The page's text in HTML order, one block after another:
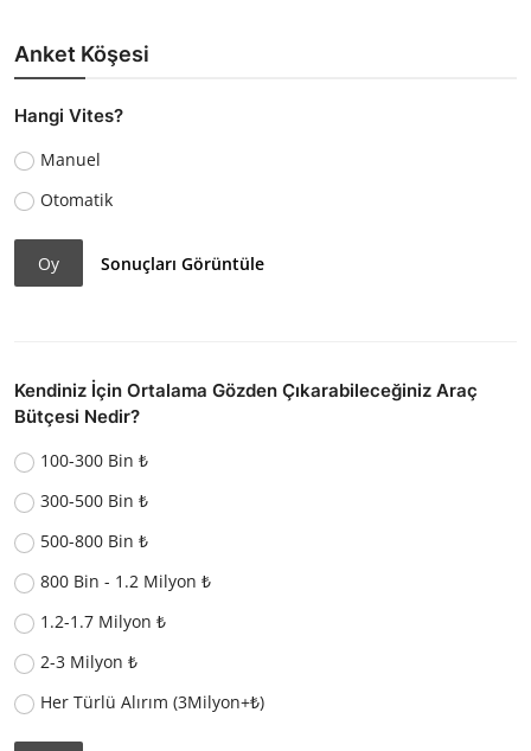
Anket Köşesi
Hangi Vites?
Manuel
Otomatik
Oy Sonuçları Görüntüle
Kendiniz İçin Ortalama Gözden Çıkarabileceğiniz Araç
Bütçesi Nedir?
100-300 Bin ₺
300-500 Bin ₺
500-800 Bin ₺
800 Bin - 1.2 Milyon ₺
1.2-1.7 Milyon ₺
2-3 Milyon ₺
Her Türlü Alırım (3Milyon+₺)